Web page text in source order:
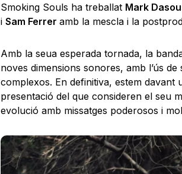
Smoking Souls ha treballat Mark
i Sam Ferrer amb la mescla i la
Amb la seua esperada tornada, la
noves dimensions sonores, amb l’ús
complexos. En definitiva, estem davant
presentació del que consideren el seu
evolució amb missatges poderosos i